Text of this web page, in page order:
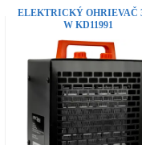
ELEKTRICKÝ OHRIEVAČ
W KD11991